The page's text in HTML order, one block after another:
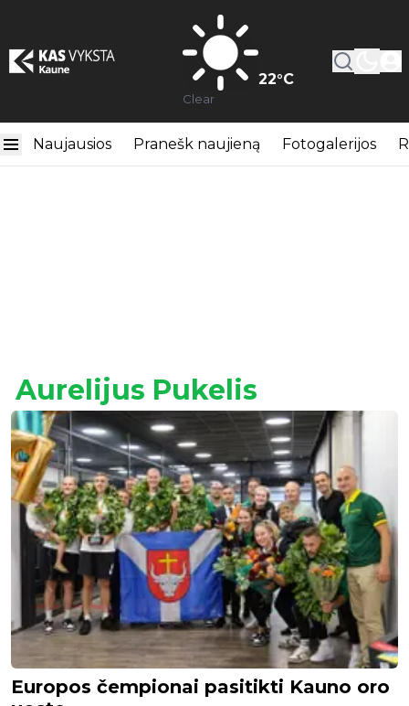
22°C
Clear
Naujausios Pranešk naujieną Fotogalerijos
Aurelijus Pukelis
Europos čempionai pasitikti Kauno oro